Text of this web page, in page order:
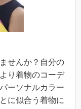
せんか？自分の
り着物のコーデ
ーソナルカラー
に似合う着物に